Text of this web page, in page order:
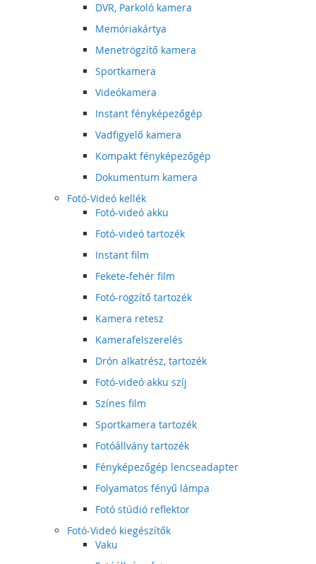
DVR, Parkoló kamera
Memóriakártya
Menetrögzítő kamera
Sportkamera
Videókamera
Instant fényképezőgép
Vadfigyelő kamera
Kompakt fényképezőgép
Dokumentum kamera
Fotó-Videó kellék
Fotó-videó akku
Fotó-videó tartozék
Instant film
Fekete-fehér film
Fotó-rögzítő tartozék
Kamera retesz
Kamerafelszerelés
Drón alkatrész, tartozék
Fotó-videó akku szíj
Színes film
Sportkamera tartozék
Fotóállvány tartozék
Fényképezőgép lencseadapter
Folyamatos fényű lámpa
Fotó stúdió reflektor
Fotó-Videó kiegészítők
Vaku